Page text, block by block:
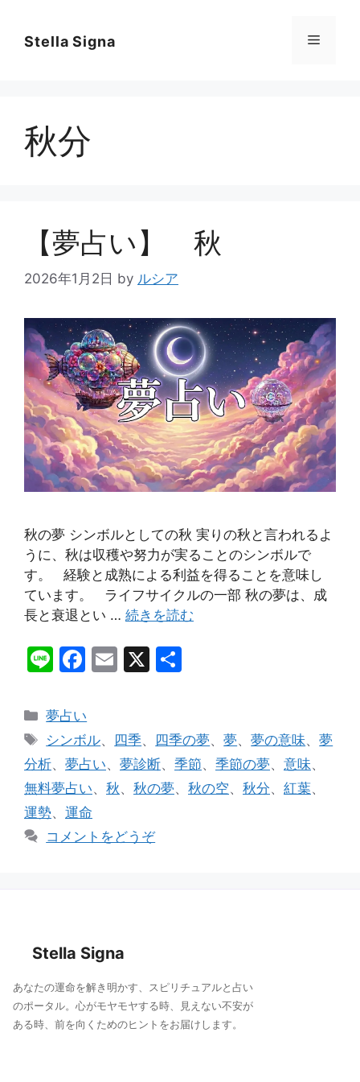
Stella Signa メ
秋分
【夢占い】 秋
2026年1月2日 by ルシア
秋の夢 シンボルとしての秋 実りの秋と言われるよ
うに、秋は収穫や努力が実ることのシンボルで
す。 経験と成熟による利益を得ることを意味し
ています。 ライフサイクルの一部 秋の夢は、成
長と衰退とい … 続きを読む
Li
e
F
c
e
b
o
o
k
E
l
X
カ
テ
リ
ー
夢占い
タ
グ
シンボル、 四季、 四季の夢、夢、夢の意味、夢
分析、 夢占い、 夢診断、 季節、 季節の夢、 意味、
無料夢占い、 秋、 秋の夢、 秋の空、 秋分、 紅葉、
運勢、 運命
コメントをどうぞ
Stella Signa
あなたの運命を解き明かす、スピリチュアルと占い
のポータル。心がモヤモヤする時、見えない不安が
ある時、前を向くためのヒントをお届けします。